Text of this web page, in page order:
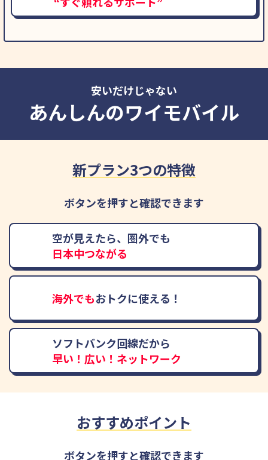
安いだけじゃない
あんしんのワイモバイル
新プラン3つの特徴
ボタンを押すと確認できます
空が見えたら、圏外でも
日本中つながる
海外でもおトクに使える！
ソフトバンク回線だから
早い！広い！ネットワーク
おすすめポイント
ボタンを押すと確認できます